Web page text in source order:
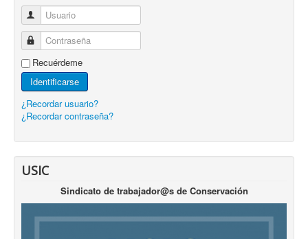
Usuario
Contraseña
Recuérdeme
Identificarse
¿Recordar usuario?
¿Recordar contraseña?
USIC
Sindicato de trabajador@s de Conservación